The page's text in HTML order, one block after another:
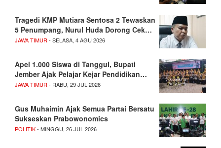
Tragedi KMP Mutiara Sentosa 2 Tewaskan
5 Penumpang, Nurul Huda Dorong Cek…
JAWA TIMUR - SELASA, 4 AGU 2026
Apel 1.000 Siswa di Tanggul, Bupati
Jember Ajak Pelajar Kejar Pendidikan…
JAWA TIMUR - RABU, 29 JUL 2026
Gus Muhaimin Ajak Semua Partai Bersatu
Sukseskan Prabowonomics
POLITIK- MINGGU, 26 JUL 2026